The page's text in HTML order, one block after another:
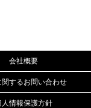
会社概要
関するお問い合わせ
人情報保護方針